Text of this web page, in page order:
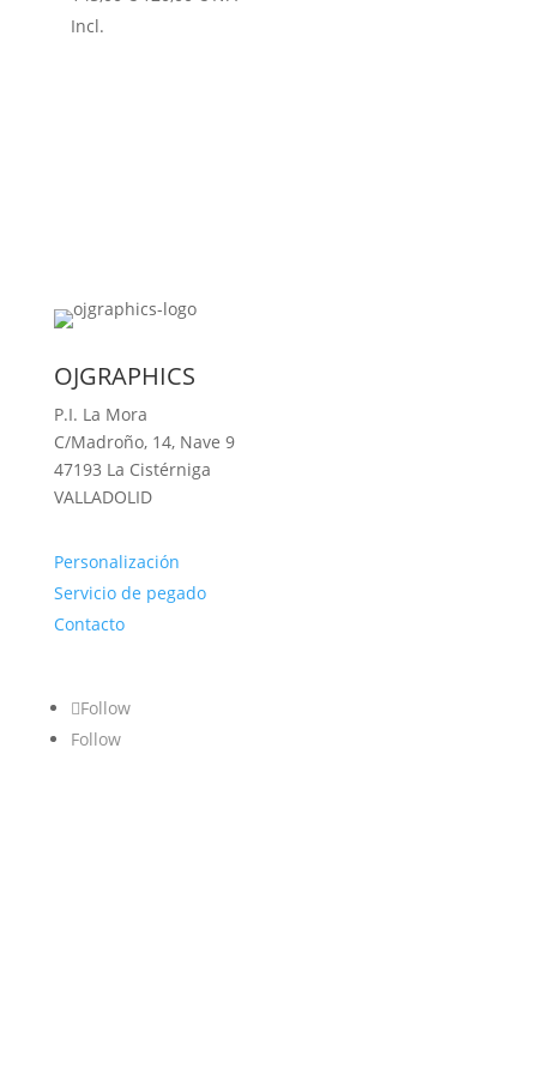
Incl.
OJGRAPHICS
P.I. La Mora
C/Madroño, 14, Nave 9
47193 La Cistérniga
VALLADOLID
Personalización
Servicio de pegado
Contacto
Follow
Follow